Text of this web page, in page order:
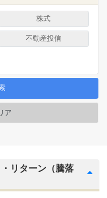
株式
不動産投信
ア
リターン（騰落